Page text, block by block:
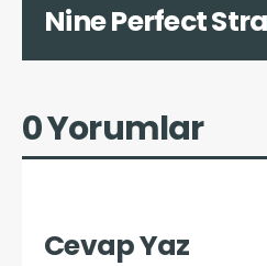
Nine Perfect
0 Yorumlar
Cevap Yaz